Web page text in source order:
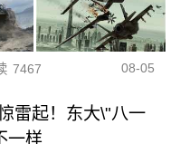
7467 08-05
雷起！东大\"八一
一样